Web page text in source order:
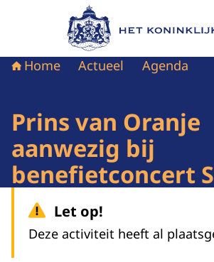
Naar de homepage van
Home Actueel Agenda
Prins van Oranje
aanwezig bij
benefietconcert
Let op!
Deze activiteit heeft al